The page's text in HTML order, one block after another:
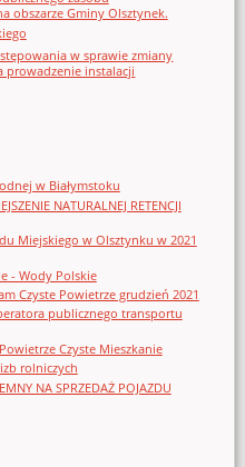
obszarze Gminy Olsztynek.
w sprawie zmiany
prowadzenie instalacji
w Białymstoku
NATURALNEJ RETENCJI
Miejskiego w Olsztynku w 2021
- Wody Polskie
Czyste Powietrze grudzień 2021
publicznego transportu
Czyste Mieszkanie
rolniczych
NA SPRZEDAŻ POJAZDU